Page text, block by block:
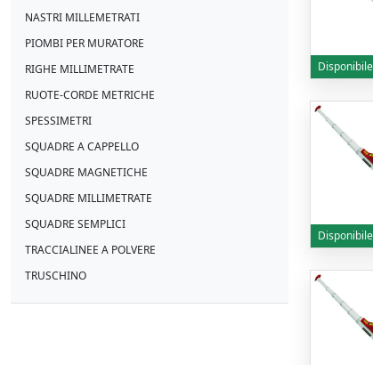
NASTRI MILLEMETRATI
PIOMBI PER MURATORE
RIGHE MILLIMETRATE
RUOTE-CORDE METRICHE
SPESSIMETRI
SQUADRE A CAPPELLO
SQUADRE MAGNETICHE
SQUADRE MILLIMETRATE
SQUADRE SEMPLICI
TRACCIALINEE A POLVERE
TRUSCHINO
Disponibile
Disponibile